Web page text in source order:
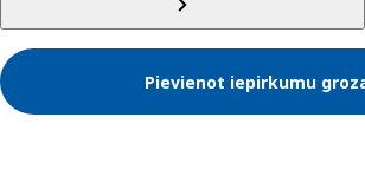
Pievienot iepirkumu